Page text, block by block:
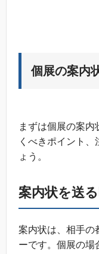
個展の案内
まずは個展の案
くべきポイント
ょう。
案内状を送
案内状は、相手の
ーです。個展の場